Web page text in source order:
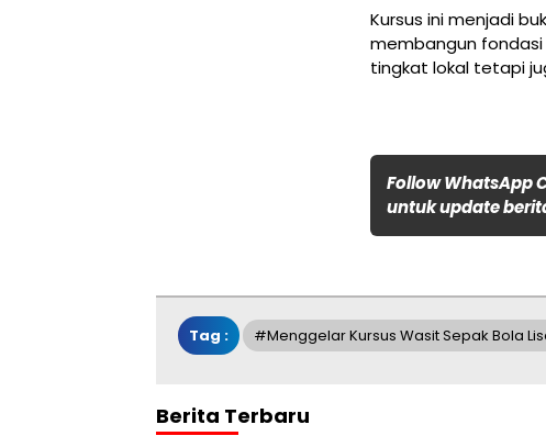
Kursus ini menjadi
membangun fondasi
tingkat lokal tetapi
Follow WhatsApp
untuk update
Tag : #menggelar Kursus Wasit Sepak Bola
Berita Terbaru